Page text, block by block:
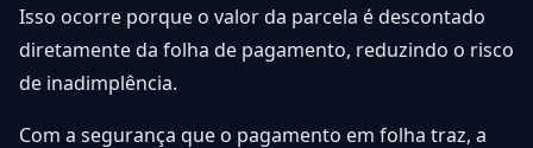
Isso ocorre porque o valor da parcela é descontado
diretamente da folha de pagamento, reduzindo o risco
de inadimplência.
Com a segurança que o pagamento em folha traz, a